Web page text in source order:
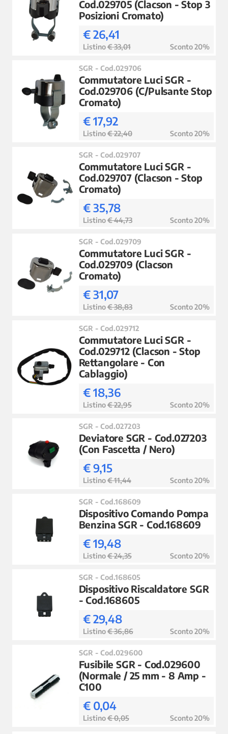
Cod.029705 (Clacson - Stop 3
Posizioni Cromato)
€ 26,41
Listino€ 33,01 Sconto 20%
SGR - Cod.029706
Commutatore Luci SGR -
Cod.029706 (C/Pulsante Stop
Cromato)
€ 17,92
Listino€ 22,40 Sconto 20%
SGR - Cod.029707
Commutatore Luci SGR -
Cod.029707 (Clacson - Stop
Cromato)
€ 35,78
Listino€ 44,73 Sconto 20%
SGR - Cod.029709
Commutatore Luci SGR -
Cod.029709 (Clacson
Cromato)
€ 31,07
Listino€ 38,83 Sconto 20%
SGR - Cod.029712
Commutatore Luci SGR -
Cod.029712 (Clacson - Stop
Rettangolare - Con
Cablaggio)
€ 18,36
Listino€ 22,95 Sconto 20%
SGR - Cod.027203
Deviatore SGR - Cod.027203
(Con Fascetta / Nero)
€ 9,15
Listino€ 11,44 Sconto 20%
SGR - Cod.168609
Dispositivo Comando Pompa
Benzina SGR - Cod.168609
€ 19,48
Listino€ 24,35 Sconto 20%
SGR - Cod.168605
Dispositivo Riscaldatore SGR
- Cod.168605
€ 29,48
Listino€ 36,86 Sconto 20%
SGR - Cod.029600
Fusibile SGR - Cod.029600
(Normale / 25 mm - 8 Amp -
C100
€ 0,04
Listino€ 0,05 Sconto 20%